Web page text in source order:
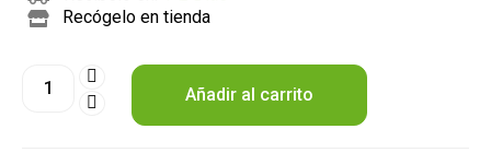
Recógelo en tienda
Añadir al carrito